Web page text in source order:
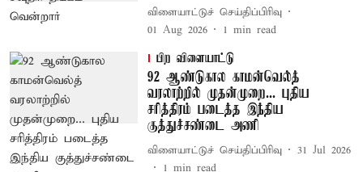
விளையாட்டுச் செய்திப்பிரிவு
01 Aug 2026
1 min read
பிற விளையாட்டு
92 ஆண்டுகால காமன்வெல்த்
வரலாற்றில் முதன்முறை... புதிய
சரித்திரம் படைத்த இந்திய
குத்துச்சண்டை அணி
விளையாட்டுச் செய்திப்பிரிவு
31 Jul 2026
1 min read